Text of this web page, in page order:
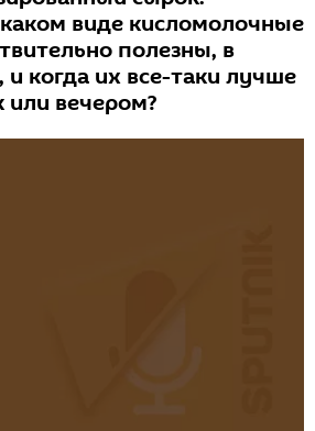
виде кисломолочные
полезны, в
и когда их все-таки лучше
или вечером?